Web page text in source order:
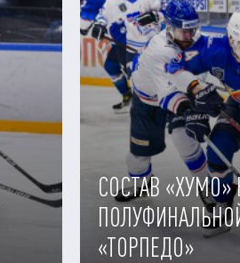
СОСТАВ
«ТОРПЕДО»